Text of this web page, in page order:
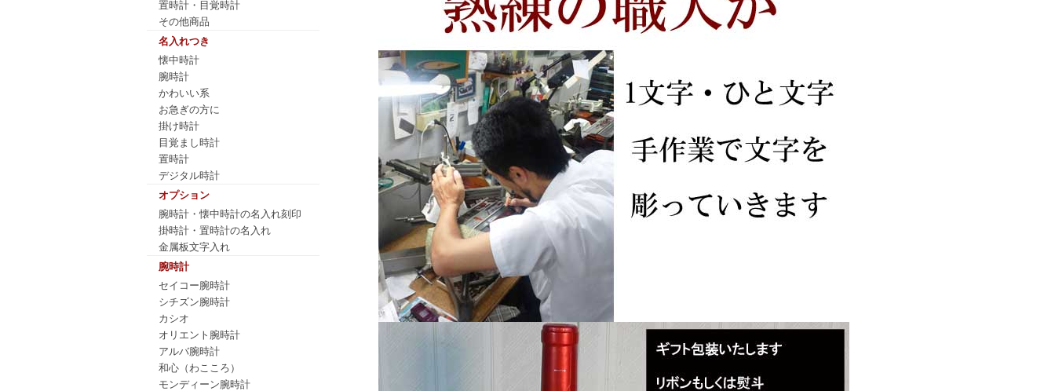
置時計・目覚時計
その他商品
名入れつき
懐中時計
腕時計
かわいい系
お急ぎの方に
掛け時計
目覚まし時計
置時計
デジタル時計
オプション
腕時計・懐中時計の名入れ刻印
掛時計・置時計の名入れ
金属板文字入れ
腕時計
セイコー腕時計
シチズン腕時計
カシオ
オリエント腕時計
アルバ腕時計
和心（わこころ）
モンディーン腕時計